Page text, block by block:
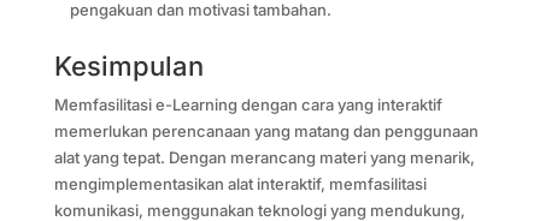
pengakuan dan motivasi tambahan.
Kesimpulan
Memfasilitasi e-Learning dengan cara yang interaktif
memerlukan perencanaan yang matang dan penggunaan
alat yang tepat. Dengan merancang materi yang menarik,
mengimplementasikan alat interaktif, memfasilitasi
komunikasi, menggunakan teknologi yang mendukung,